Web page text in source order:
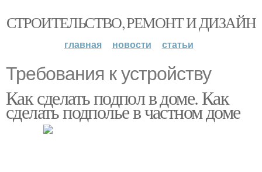
СТРОИТЕЛЬСТВО, РЕМОНТ И ДИЗАЙН
главная новости статьи
Требования к устройству
Как сделать подпол в доме. Как
сделать подполье в частном доме